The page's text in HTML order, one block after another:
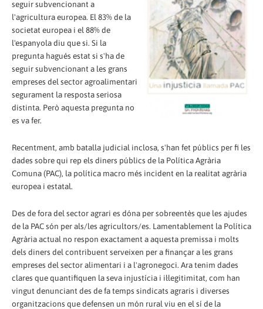
seguir subvencionant a
l'agricultura europea. El 83% de la
societat europea i el 88% de
l'espanyola diu que si. Si la
pregunta hagués estat si s'ha de
seguir subvencionant a les grans
empreses del sector agroalimentari
segurament la resposta seriosa
distinta. Però aquesta pregunta no
es va fer.
Recentment, amb batalla judicial inclosa, s'han fet públics per fi les
dades sobre qui rep els diners públics de la Política Agrària
Comuna (PAC), la política macro més incident en la realitat agrària
europea i estatal.
Des de fora del sector agrari es dóna per sobreentès que les ajudes
de la PAC són per als/les agricultors/es. Lamentablement la Política
Agrària actual no respon exactament a aquesta premissa i molts
dels diners del contribuent serveixen per a finançar a les grans
empreses del sector alimentari i a l'agronegoci. Ara tenim dades
clares que quantifiquen la seva injustícia i il·legitimitat, com han
vingut denunciant des de fa temps sindicats agraris i diverses
organitzacions que defensen un món rural viu en el sí de la